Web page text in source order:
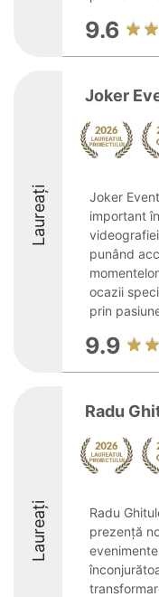
9.6
Laureați
Joker
Joker
important
punând
ocazii
prin
9.9
Laureați
Radu
Radu
prezență